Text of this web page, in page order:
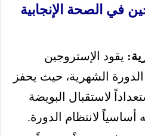
في الصحة الإنجابية
يقود الإستروجين
الشهرية، حيث يحفز
لاستقبال البويضة
أساسياً لانتظام الدورة.